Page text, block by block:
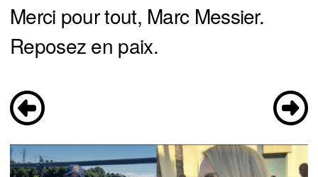
Merci pour tout, Marc Messier.
Reposez en paix.